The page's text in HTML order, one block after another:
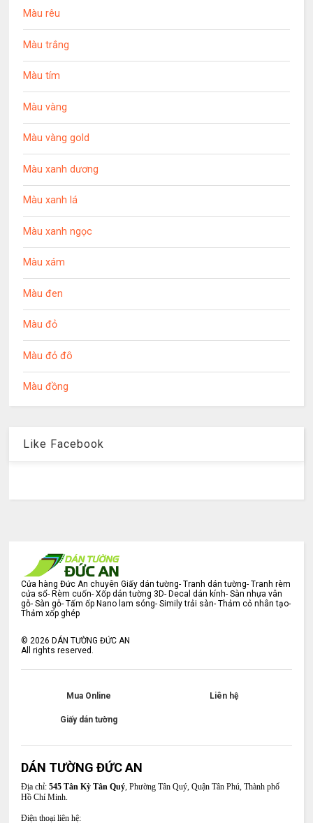
Màu rêu
Màu trắng
Màu tím
Màu vàng
Màu vàng gold
Màu xanh dương
Màu xanh lá
Màu xanh ngọc
Màu xám
Màu đen
Màu đỏ
Màu đỏ đô
Màu đồng
Like Facebook
Cửa hàng Đức An chuyên Giấy dán tường- Tranh dán tường- Tranh rèm
cửa sổ- Rèm cuốn- Xốp dán tường 3D- Decal dán kính- Sàn nhựa vân
gỗ- Sàn gỗ- Tấm ốp Nano lam sóng- Simily trải sàn- Thảm cỏ nhân tạo-
Thảm xốp ghép
©2026 DÁN TƯỜNG ĐỨC AN
All rights reserved.
Mua Online Liên hệ
Giấy dán tường
DÁN TƯỜNG ĐỨC AN
Địa chỉ: 545 Tân Kỳ Tân Quý, Phường Tân Quý, Quận Tân Phú, Thành phố
Hồ Chí Minh.
Điện thoại liên hệ: